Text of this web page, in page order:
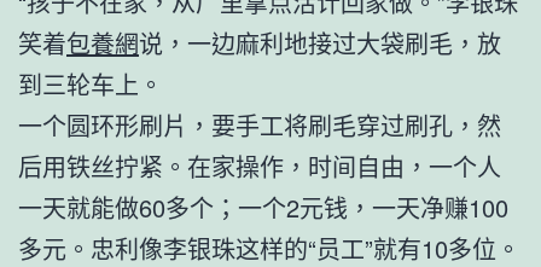
笑着包養網说，一边麻利地接过大袋刷毛，放
到三轮车上。
一个圆环形刷片，要手工将刷毛穿过刷孔，然
后用铁丝拧紧。在家操作，时间自由，一个人
一天就能做60多个；一个2元钱，一天净赚100
多元。忠利像李银珠这样的“员工”就有10多位。